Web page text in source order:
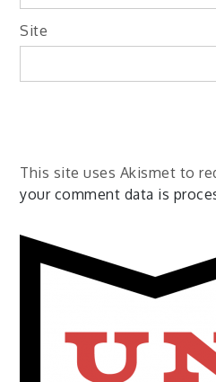
Site
This site uses Akismet to
your comment data is